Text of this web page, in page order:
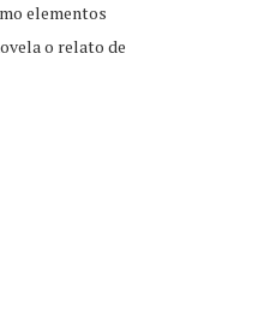
elementos
o relato de